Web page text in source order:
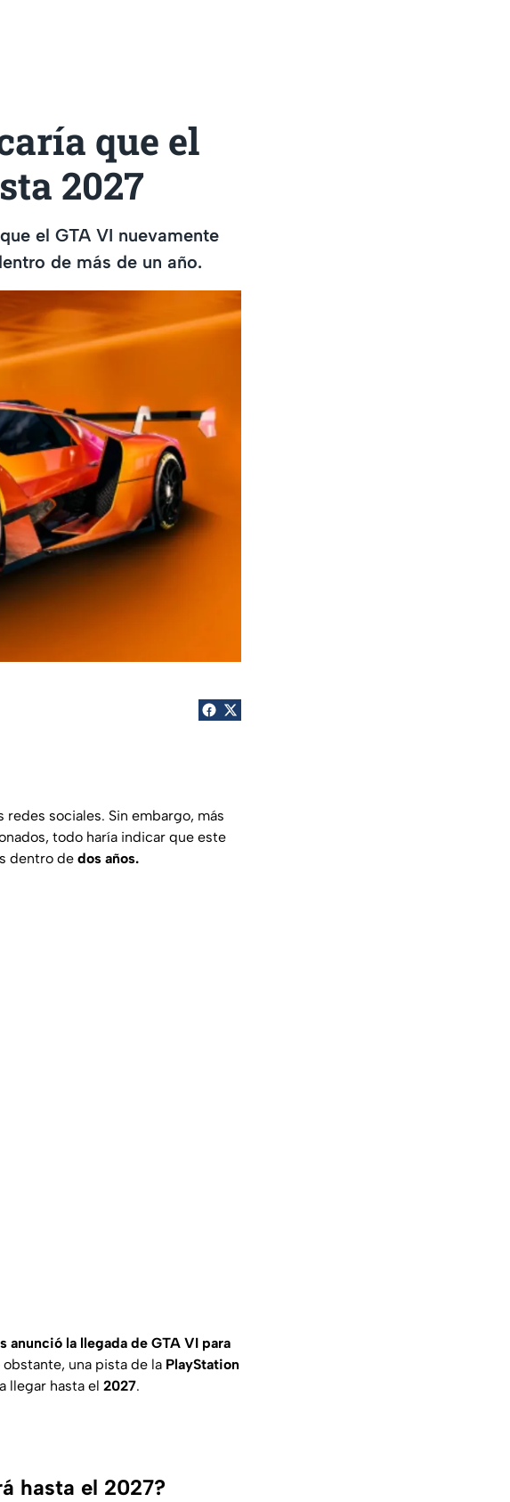
que el
2027
el GTA VI nuevamente
de más de un año.
sociales. Sin embargo, más
todo haría indicar que este
dentro de dos años.
anunció la llegada de GTA VI para
una pista de la PlayStation
llegar hasta el 2027.
hasta el 2027?